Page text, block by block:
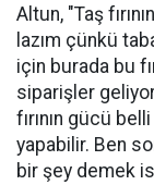
Altun, "Taş
lazım çünkü
için burada bu
siparişler
fırının gücü
yapabilir. Ben
bir şey demek